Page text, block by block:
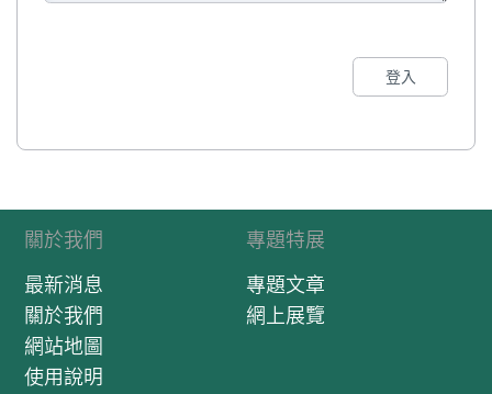
登入
關於我們
最新消息
關於我們
網站地圖
使用說明
專題特展
專題文章
網上展覽